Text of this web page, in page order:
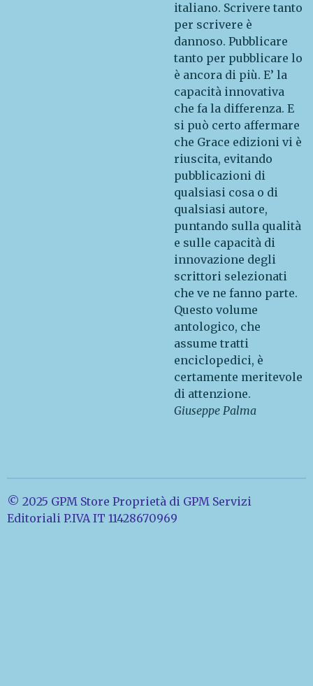
italiano. Scrivere tanto
per scrivere è
dannoso. Pubblicare
tanto per pubblicare lo
è ancora di più. E’ la
capacità innovativa
che fa la differenza. E
si può certo affermare
che Grace edizioni vi è
riuscita, evitando
pubblicazioni di
qualsiasi cosa o di
qualsiasi autore,
puntando sulla qualità
e sulle capacità di
innovazione degli
scrittori selezionati
che ve ne fanno parte.
Questo volume
antologico, che
assume tratti
enciclopedici, è
certamente meritevole
di attenzione.
Giuseppe Palma
© 2025 GPM Store Proprietà di GPM Servizi
Editoriali P.IVA IT 11428670969